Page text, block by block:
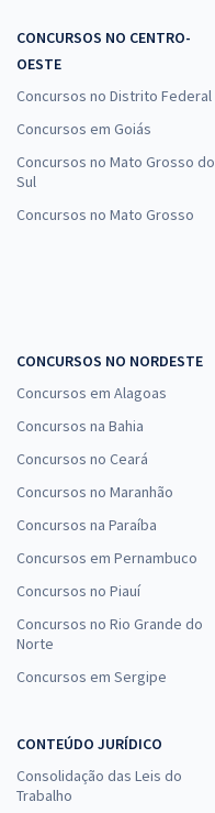
CONCURSOS NO CENTRO-
OESTE
Concursos no Distrito Federal
Concursos em Goiás
Concursos no Mato Grosso do
Sul
Concursos no Mato Grosso
CONCURSOS NO NORDESTE
Concursos em Alagoas
Concursos na Bahia
Concursos no Ceará
Concursos no Maranhão
Concursos na Paraíba
Concursos em Pernambuco
Concursos no Piauí
Concursos no Rio Grande do
Norte
Concursos em Sergipe
CONTEÚDO JURÍDICO
Consolidação das Leis do
Trabalho